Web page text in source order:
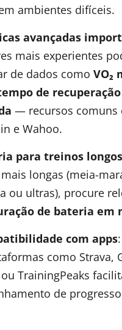
ambientes difíceis.
avançadas
mais experientes
de dados como VO₂
de
— recursos comuns
e Wahoo.
para treinos longos
longas (meia-
ou ultras), procure
de bateria em
com apps
como Strava,
TrainingPeaks
de